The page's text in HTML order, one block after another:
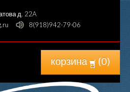
д. 22A
8(918)942-79-06
корзина (0)